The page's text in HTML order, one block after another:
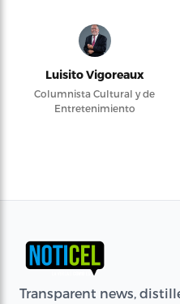
Luisito Vigoreaux
Columnista Cultural y de
Entretenimiento
Transparent news,